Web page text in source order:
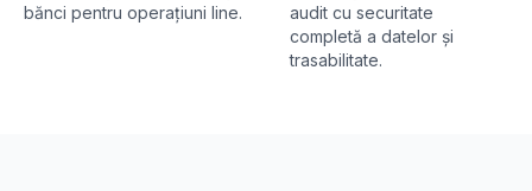
bănci pentru operațiuni line.
audit cu securitate
completă a datelor și
trasabilitate.